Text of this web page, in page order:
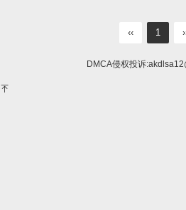
‹‹ 1
DMCA侵权投诉: